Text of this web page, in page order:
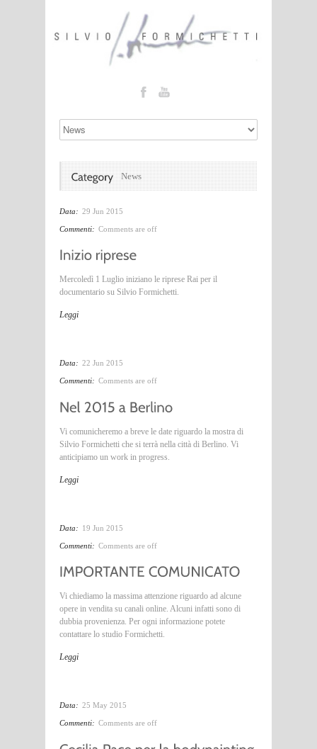
News
Data: 29 Jun 2015
Commenti: Comments are off
Mercoledì 1 Luglio iniziano le riprese Rai per il
documentario su Silvio Formichetti.
Leggi
Data: 22 Jun 2015
Commenti: Comments are off
Vi comunicheremo a breve le date riguardo la mostra di
Silvio Formichetti che si terrà nella città di Berlino. Vi
anticipiamo un work in progress.
Leggi
Data: 19 Jun 2015
Commenti: Comments are off
Vi chiediamo la massima attenzione riguardo ad alcune
opere in vendita su canali online. Alcuni infatti sono di
dubbia provenienza. Per ogni informazione potete
contattare lo studio Formichetti.
Leggi
Data: 25 May 2015
Commenti: Comments are off